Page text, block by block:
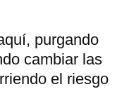
purgando
cambiar las
el riesgo